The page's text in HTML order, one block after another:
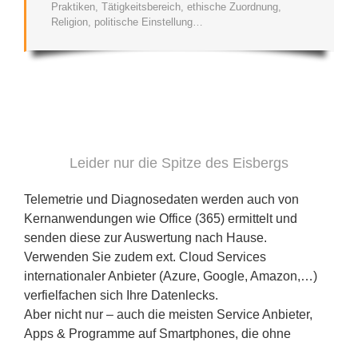
Praktiken, Tätigkeitsbereich, ethische Zuordnung,
Religion, politische Einstellung…
Leider nur die Spitze des Eisbergs
Telemetrie und Diagnosedaten werden auch von
Kernanwendungen wie Office (365) ermittelt und
senden diese zur Auswertung nach Hause.
Verwenden Sie zudem ext. Cloud Services
internationaler Anbieter (Azure, Google, Amazon,…)
verfielfachen sich Ihre Datenlecks.
Aber nicht nur – auch die meisten Service Anbieter,
Apps & Programme auf Smartphones, die ohne